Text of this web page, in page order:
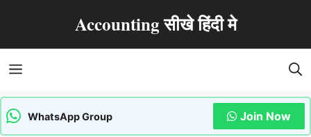
Accounting सीखे हिंदी मे
Menu
WhatsApp Group Join Now